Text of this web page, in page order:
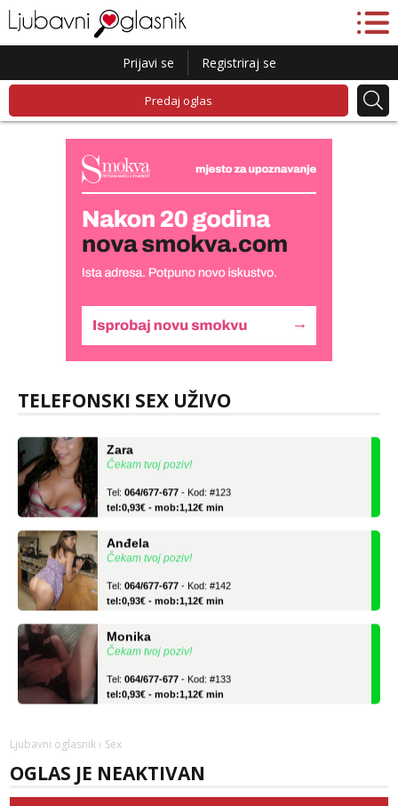
Prijavi se Registriraj se
Predaj oglas
TELEFONSKI SEX UŽIVO
Monika
Čekam tvoj poziv!
tel:0,93€ - mob:1,12€ min
Čekam tvoj poziv!
tel:0,93€ - mob:1,12€ min
Čekam tvoj poziv!
tel:0,93€ - mob:1,12€ min
Čekam tvoj poziv!
tel:0,93€ - mob:1,12€ min
tel:0,93€ - mob:1,12€ min
Ljubavni oglasnik › Sex
OGLAS JE NEAKTIVAN